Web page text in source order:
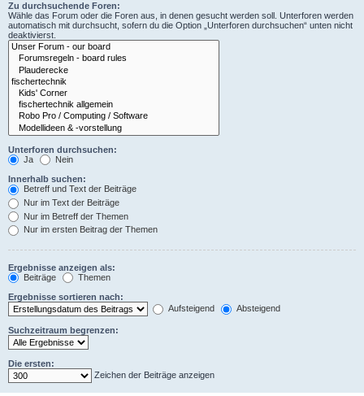
Zu durchsuchende Foren:
Wähle das Forum oder die Foren aus, in denen gesucht werden soll. Unterforen werden
automatisch mit durchsucht, sofern du die Option „Unterforen durchsuchen“ unten nicht
deaktivierst.
Unterforen durchsuchen:
Ja
Nein
Innerhalb suchen:
Betreff und Text der Beiträge
Nur im Text der Beiträge
Nur im Betreff der Themen
Nur im ersten Beitrag der Themen
Ergebnisse anzeigen als:
Beiträge
Themen
Ergebnisse sortieren nach:
Aufsteigend
Absteigend
Suchzeitraum begrenzen:
Die ersten:
Zeichen der Beiträge anzeigen